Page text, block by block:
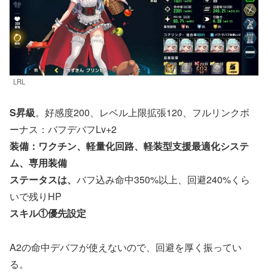
LRL
S昇級。好感度200、レベル上限拡張120、フルリンクボ
ーナス：バフデバフLv+2
装備：ワクチン、軽量化回路、軽装型支援最適化システ
ム、専用装備
ステータスは、 バフ込み命中350%以上、回避240%くら
いで残りHP
スキル①優先設定
A2の命中デバフが使えないので、回避を厚く振ってい
る。